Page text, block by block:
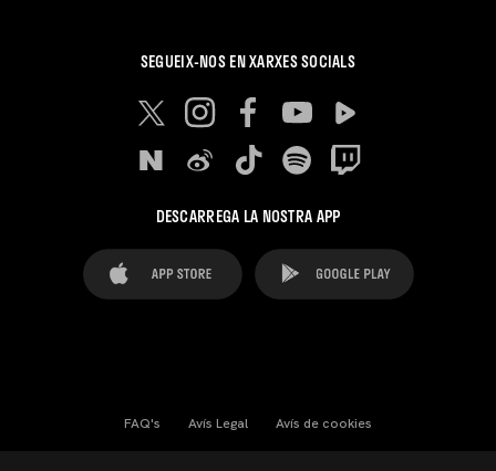
SEGUEIX-NOS EN XARXES SOCIALS
DESCARREGA LA NOSTRA APP
FAQ's Avís Legal Avís de cookies